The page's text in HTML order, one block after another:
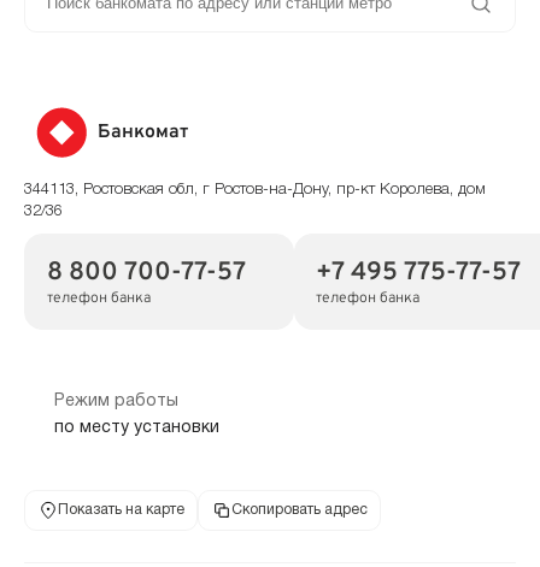
Банкомат
344113, Ростовская обл, г Ростов-на-Дону, пр-кт Королева, дом
32/36
8 800 700-77-57
телефон банка
+7 495 775-77-57
телефон банка
Режим работы
по месту установки
Показать на карте Скопировать адрес